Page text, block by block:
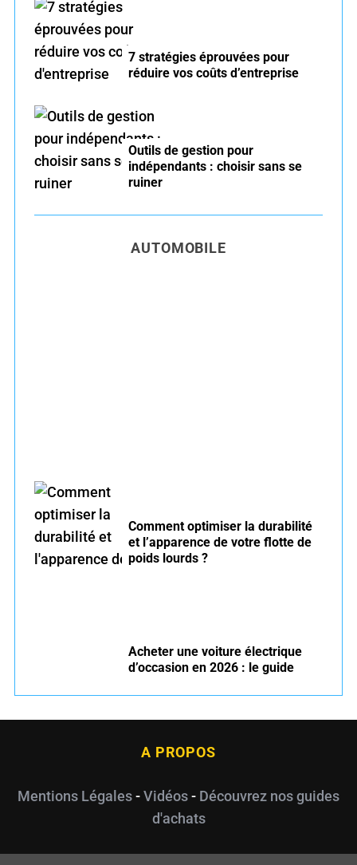
7 stratégies éprouvées pour
réduire vos coûts d’entreprise
Outils de gestion pour
indépendants : choisir sans se
ruiner
AUTOMOBILE
Comment optimiser la durabilité
et l’apparence de votre flotte de
poids lourds ?
Acheter une voiture électrique
d’occasion en 2026 : le guide
A PROPOS
Mentions Légales-Vidéos- Découvrez nos guides
d'achats